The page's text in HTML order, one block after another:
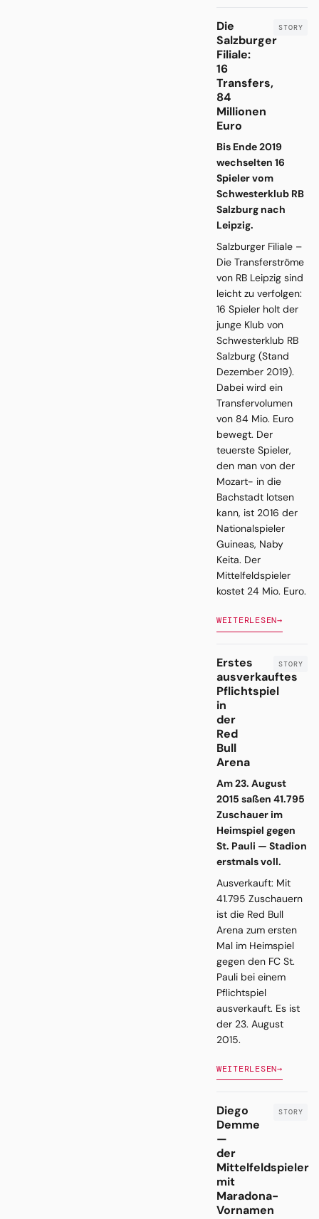
Die
Salzburger
Filiale:
16
Transfers,
84
Millionen
Euro
Bis Ende 2019
wechselten 16
Spieler vom
Schwesterklub RB
Salzburg nach
Leipzig.
Salzburger Filiale –
Die Transferströme
von RB Leipzig sind
leicht zu verfolgen:
16 Spieler holt der
junge Klub von
Schwesterklub RB
Salzburg (Stand
Dezember 2019).
Dabei wird ein
Transfervolumen
von 84 Mio. Euro
bewegt. Der
teuerste Spieler,
den man von der
Mozart- in die
Bachstadt lotsen
kann, ist 2016 der
Nationalspieler
Guineas, Naby
Keita. Der
Mittelfeldspieler
kostet 24 Mio. Euro.
WEITERLESEN→
Erstes
ausverkauftes
Pflichtspiel
in
der
Red
Bull
Arena
Am 23. August
2015 saßen 41.795
Zuschauer im
Heimspiel gegen
St. Pauli — Stadion
erstmals voll.
Ausverkauft: Mit
41.795 Zuschauern
ist die Red Bull
Arena zum ersten
Mal im Heimspiel
gegen den FC St.
Pauli bei einem
Pflichtspiel
ausverkauft. Es ist
der 23. August
2015.
WEITERLESEN→
Diego
Demme
—
der
Mittelfeldspieler
mit
Maradona-
Vornamen